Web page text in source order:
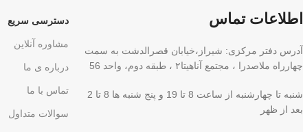
اطلاعات تماس
آدرس دفتر مرکزی: شیراز،خیابان قصرالدشت به سمت
چهارراه ملاصدرا ، مجتمع آناهیتا۲ ، طبقه دوم، واحد 56
شنبه تا چهارشنبه از ساعت 8 تا 19 و پنج شنبه ها 8 تا 2
بعد از ظهر
دسترسی سریع
مشاوره آنلاین
درباره ی ما
تماس با ما
سوالات متداول